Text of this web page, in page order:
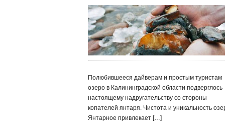
Полюбившееся дайверам и простым туристам
озеро в Калининградской области подверглось
настоящему надругательству со стороны
копателей янтаря. Чистота и уникальность
Янтарное привлекает […]